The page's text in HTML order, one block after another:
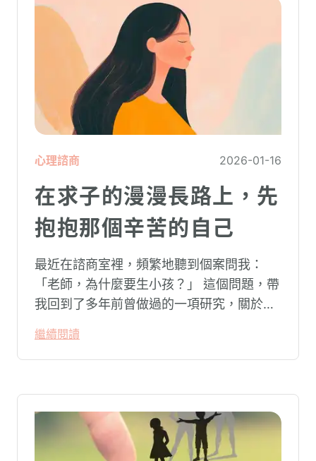
心理諮商 2026-01-16
在求子的漫漫長路上，先
抱抱那個辛苦的自己
最近在諮商室裡，頻繁地聽到個案問我：
「老師，為什麼要生小孩？」 這個問題，帶
我回到了多年前曾做過的一項研究，關於不
會環境變了，但那份渴望與掙扎的重量，似
乎依然沉重。
繼續閱讀